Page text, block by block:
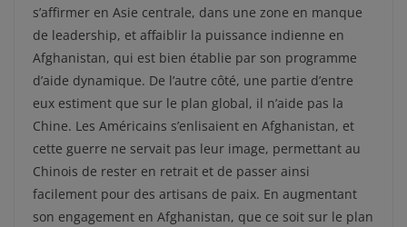
s’affirmer en Asie centrale, dans une zone en manque
de leadership, et affaiblir la puissance indienne en
Afghanistan, qui est bien établie par son programme
d’aide dynamique. De l’autre côté, une partie d’entre
eux estiment que sur le plan global, il n’aide pas la
Chine. Les Américains s’enlisaient en Afghanistan, et
cette guerre ne servait pas leur image, permettant au
Chinois de rester en retrait et de passer ainsi
facilement pour des artisans de paix. En augmentant
son engagement en Afghanistan, que ce soit sur le plan